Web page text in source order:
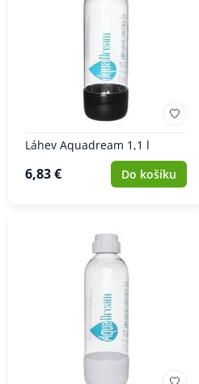
Láhev Aquadream 1,1 l
6,83 € Do košíku